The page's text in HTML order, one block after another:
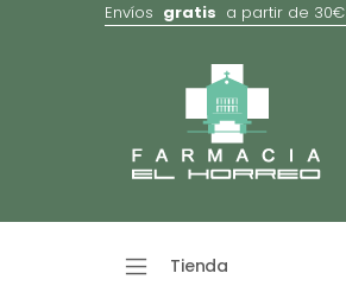
Envíos gratis a partir de 30€
Tienda